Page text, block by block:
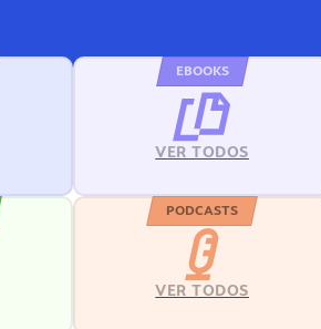
EBOOKS
VER TODOS
PODCASTS
VER TODOS